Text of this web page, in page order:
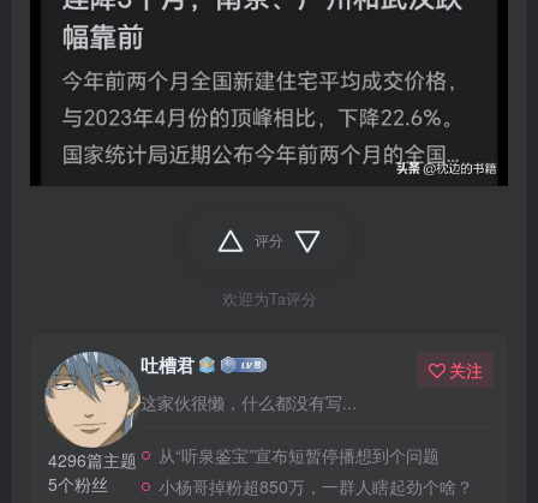
评分
欢迎为Ta评分
4296篇主题
5个粉丝
吐槽君
这家伙很懒，什么都没有写...
关注
从“听泉鉴宝”宣布短暂停播想到个问题
小杨哥掉粉超850万，一群人瞎起劲个啥？